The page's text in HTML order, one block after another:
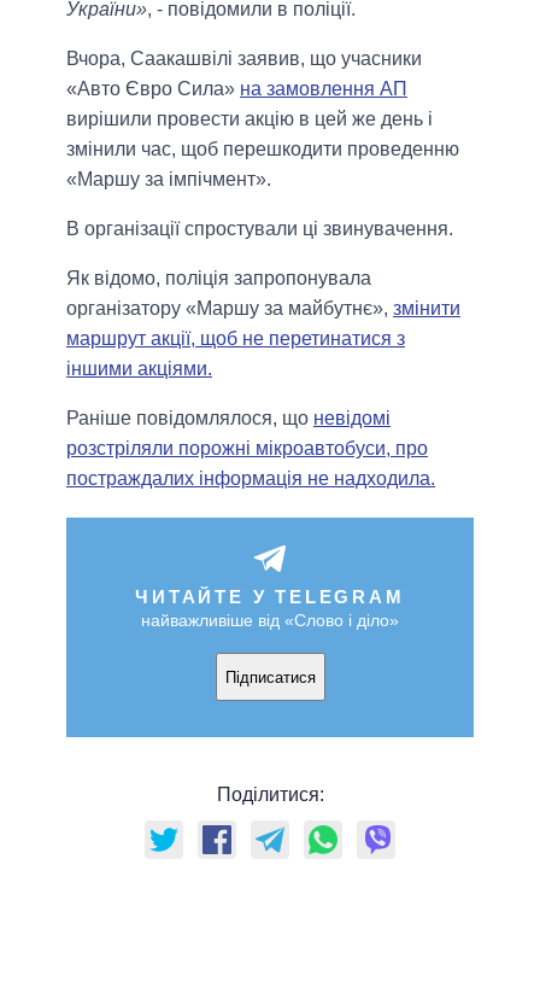
України», - повідомили в поліції.
Вчора, Саакашвілі заявив, що учасники
«Авто Євро Сила» на замовлення АП
вирішили провести акцію в цей же день і
змінили час, щоб перешкодити проведенню
«Маршу за імпічмент».
В організації спростували ці звинувачення.
Як відомо, поліція запропонувала
організатору «Маршу за майбутнє», змінити
маршрут акції, щоб не перетинатися з
іншими акціями.
Раніше повідомлялося, що невідомі
розстріляли порожні мікроавтобуси, про
постраждалих інформація не надходила.
ЧИТАЙТЕ У TELEGRAM
найважливіше від «Слово і діло»
Підписатися
Поділитися: